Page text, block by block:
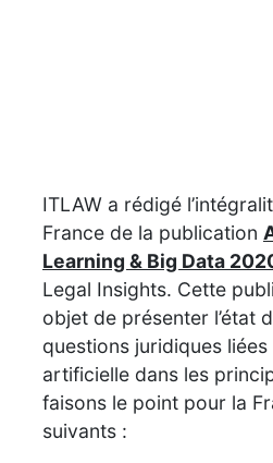
ITLAW a rédigé
France de la publication
Learning & Big Data
Legal Insights. Cette
objet de présenter l’état
questions juridiques liées
artificielle dans les
faisons le point pour la
suivants :